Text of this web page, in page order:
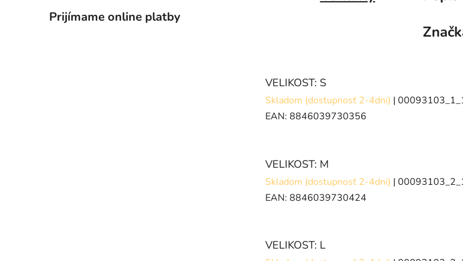
Prijímame online platby
VELIKOST: S
Skladom (dostupnosť 2-4dni) |
EAN: 8846039730356
VELIKOST: M
Skladom (dostupnosť 2-4dni) |
EAN: 8846039730424
VELIKOST: L